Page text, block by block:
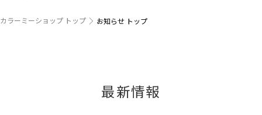
カラーミーショップ トップ お知らせ トップ
最新情報